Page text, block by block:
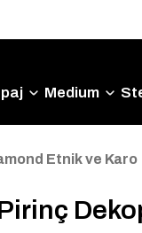
Medium
Etnik ve Karo